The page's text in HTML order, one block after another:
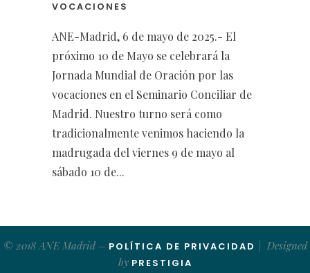
VOCACIONES
ANE-Madrid, 6 de mayo de 2025.- El
próximo 10 de Mayo se celebrará la
Jornada Mundial de Oración por las
vocaciones en el Seminario Conciliar de
Madrid. Nuestro turno será como
tradicionalmente venimos haciendo la
madrugada del viernes 9 de mayo al
sábado 10 de...
© 2018 ANE Madrid – POLÍTICA DE PRIVACIDAD
| Designed
by PRESTIGIA